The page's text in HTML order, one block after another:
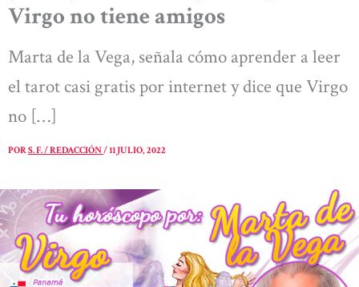
Virgo no tiene amigos
Marta de la Vega, señala cómo aprender a leer
el tarot casi gratis por internet y dice que Virgo
no […]
PORS. F. / REDACCIÓN/11 JULIO, 2022